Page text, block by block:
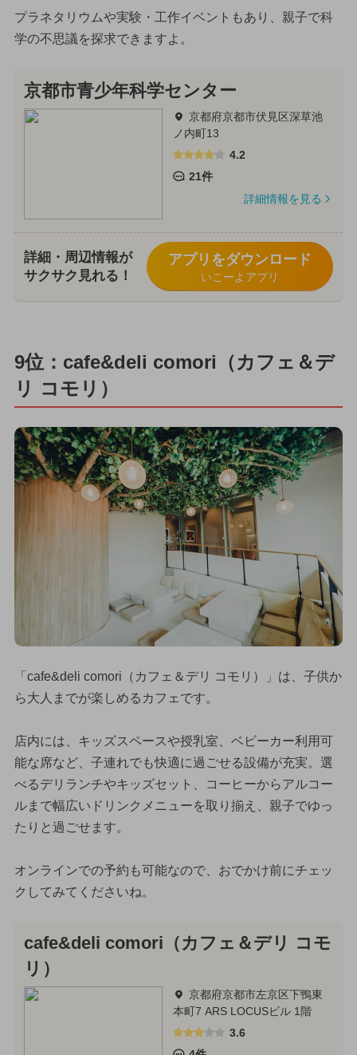
プラネタリウムや実験・工作イベントもあり、親子で科
学の不思議を探求できますよ。
京都市青少年科学センター
京都府京都市伏見区深草池
ノ内町13
4.2
21件
詳細情報を見る
詳細・周辺情報が
サクサク見れる！
アプリをダウンロード
いこーよアプリ
9位：cafe&deli comori（カフェ＆デ
リ コモリ）
「cafe&deli comori（カフェ＆デリ コモリ）」は、子供か
ら大人までが楽しめるカフェです。
店内には、キッズスペースや授乳室、ベビーカー利用可
能な席など、子連れでも快適に過ごせる設備が充実。選
べるデリランチやキッズセット、コーヒーからアルコー
ルまで幅広いドリンクメニューを取り揃え、親子でゆっ
たりと過ごせます。
オンラインでの予約も可能なので、おでかけ前にチェッ
クしてみてくださいね。
cafe&deli comori（カフェ＆デリ コモ
リ）
京都府京都市左京区下鴨東
本町7 ARS LOCUSビル 1階
3.6